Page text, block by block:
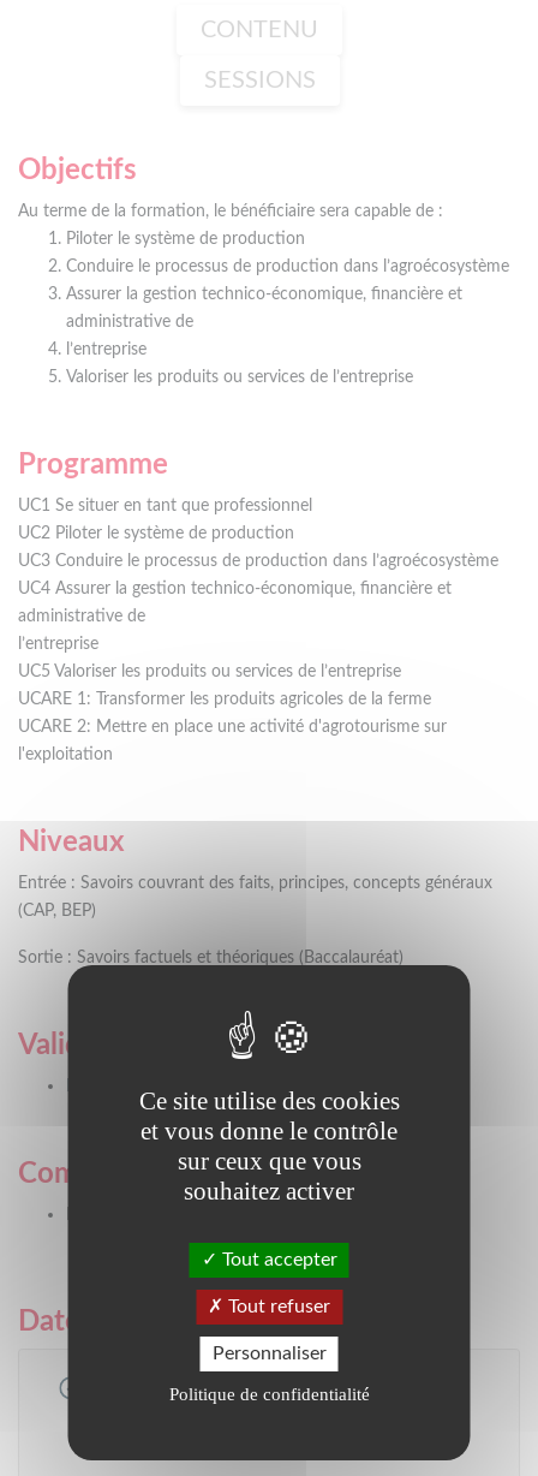
CONTENU
SESSIONS
Objectifs
Au terme de la formation, le bénéficiaire sera capable de :
Piloter le système de production
Conduire le processus de production dans l’agroécosystème
Assurer la gestion technico-économique, financière et
administrative de
l’entreprise
Valoriser les produits ou services de l’entreprise
Programme
UC1 Se situer en tant que professionnel
UC2 Piloter le système de production
UC3 Conduire le processus de production dans l’agroécosystème
UC4 Assurer la gestion technico-économique, financière et
administrative de
l’entreprise
UC5 Valoriser les produits ou services de l’entreprise
UCARE 1: Transformer les produits agricoles de la ferme
UCARE 2: Mettre en place une activité d'agrotourisme sur
l'exploitation
Niveaux
Entrée : Savoirs couvrant des faits, principes, concepts généraux
(CAP, BEP)
Sortie : Savoirs factuels et théoriques (Baccalauréat)
Validation
Commentaires validation
Dates et lieux de formation
Ce site utilise des cookies
et vous donne le contrôle
sur ceux que vous
souhaitez activer
Tout accepter
Tout refuser
Personnaliser
Politique de confidentialité